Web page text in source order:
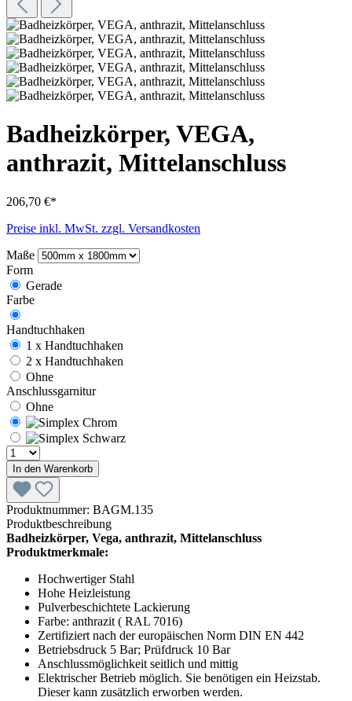
Badheizkörper, VEGA,
anthrazit, Mittelanschluss
206,70 €*
Preise inkl. MwSt. zzgl. Versandkosten
Maße
Form
Gerade
Farbe
Handtuchhaken
1 x Handtuchhaken
2 x Handtuchhaken
Ohne
Anschlussgarnitur
Ohne
In den Warenkorb
Produktnummer: BAGM.135
Produktbeschreibung
Badheizkörper, Vega, anthrazit, Mittelanschluss
Produktmerkmale:
Hochwertiger Stahl
Hohe Heizleistung
Pulverbeschichtete Lackierung
Farbe: anthrazit ( RAL 7016)
Zertifiziert nach der europäischen Norm DIN EN 442
Betriebsdruck 5 Bar; Prüfdruck 10 Bar
Anschlussmöglichkeit seitlich und mittig
Elektrischer Betrieb möglich. Sie benötigen ein Heizstab.
Dieser kann zusätzlich erworben werden.